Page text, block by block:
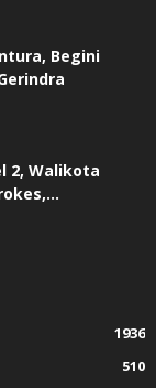
Begini
2, Walikota
1936
510